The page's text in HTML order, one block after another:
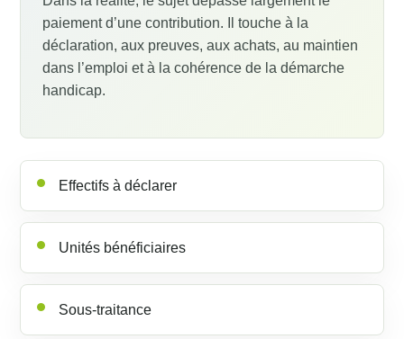
paiement d’une contribution. Il touche à la
déclaration, aux preuves, aux achats, au maintien
dans l’emploi et à la cohérence de la démarche
handicap.
Effectifs à déclarer
Unités bénéficiaires
Sous-traitance